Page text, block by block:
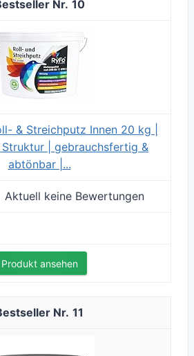
10
& Streichputz Innen 20 kg |
| gebrauchsfertig &
abtönbar |...
Aktuell keine Bewertungen
Produkt ansehen
11